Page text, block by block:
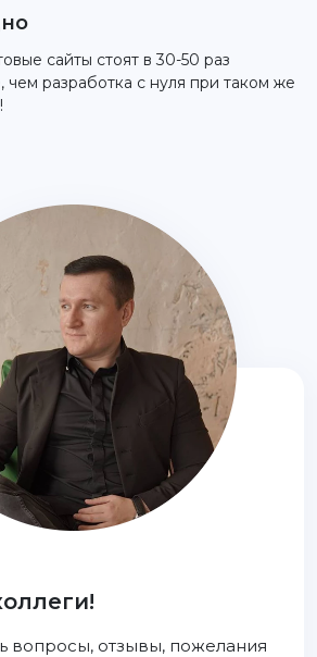
сайты стоят в 30-50 раз
чем разработка с нуля при таком же
вопросы, отзывы, пожелания